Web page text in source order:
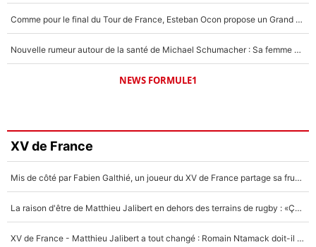
Comme pour le final du Tour de France, Esteban Ocon propose un Grand Prix de Formule 1 à Paris : «Autour de l’Arc de Triomphe, ce serait génial» !
Nouvelle rumeur autour de la santé de Michael Schumacher : Sa femme Corinna sort du silence
NEWS FORMULE1
XV de France
Mis de côté par Fabien Galthié, un joueur du XV de France partage sa frustration : «ils ne me l’ont pas dit tout de suite»
La raison d'être de Matthieu Jalibert en dehors des terrains de rugby : «Ça m'atteint autant que si tu touches à un membre de ma famille»
XV de France - Matthieu Jalibert a tout changé : Romain Ntamack doit-il s’inquiéter pour sa place à un an de la Coupe du monde ?